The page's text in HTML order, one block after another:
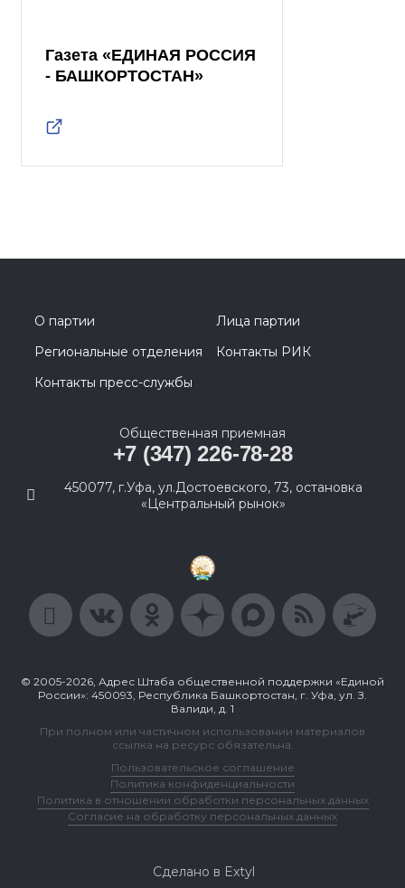
Газета «ЕДИНАЯ РОССИЯ
- БАШКОРТОСТАН»
О партии
Лица партии
Региональные отделения
Контакты РИК
Контакты пресс-службы
Общественная приемная
+7 (347) 226-78-28
450077, г.Уфа, ул.Достоевского, 73, остановка
«Центральный рынок»
© 2005-2026, Адрес Штаба общественной поддержки «Единой
России»: 450093, Республика Башкортостан, г. Уфа, ул. З.
Валиди, д. 1
При полном или частичном использовании материалов
ссылка на ресурс обязательна.
Пользовательское соглашение
Политика конфиденциальности
Политика в отношении обработки персональных данных
Согласие на обработку персональных данных
Сделано в Extyl